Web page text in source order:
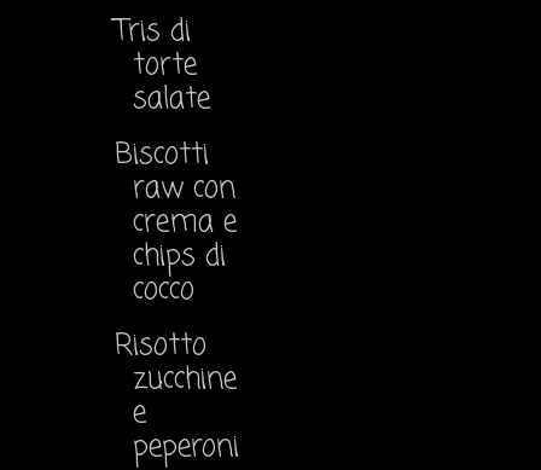
Tris di
torte
salate
Biscotti
raw con
crema e
chips di
cocco
Risotto
zucchine
e
peperoni